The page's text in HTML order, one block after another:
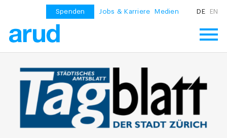
Spenden Jobs & Karriere Medien DE EN